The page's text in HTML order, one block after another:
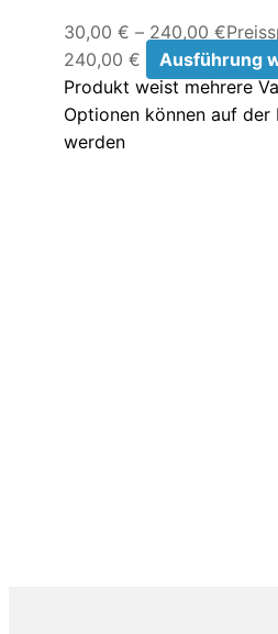
30,00 € – 240,00 €
240,00 €
Ausführung
Produkt weist mehrere
Optionen können auf
werden